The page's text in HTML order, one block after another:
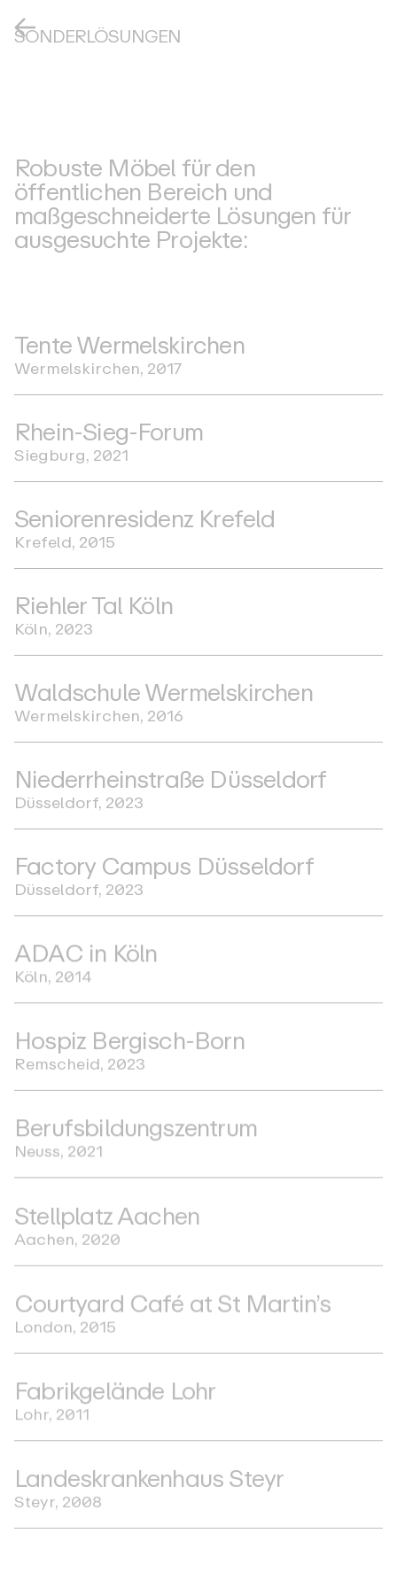
SONDERLÖSUNGEN
Robuste Möbel für den
öffentlichen Bereich und
maßgeschneiderte Lösungen für
ausgesuchte Projekte:
TenteWermelskirchen
Wermelskirchen,2017
Rhein-Sieg-Forum
Siegburg,2021
Seniorenresidenz Krefeld
Krefeld,2015
RiehlerTal Köln
Köln,2023
WaldschuleWermelskirchen
Wermelskirchen,2016
Niederrheinstraße Düsseldorf
Düsseldorf,2023
FactoryCampus Düsseldorf
Düsseldorf,2023
ADAC in Köln
Köln,2014
Hospiz Bergisch-Born
Remscheid,2023
Berufsbildungszentrum
Neuss,2021
StellplatzAachen
Aachen,2020
Courtyard CaféatSt Martin’s
London,2015
Fabrikgelände Lohr
Lohr,2011
LandeskrankenhausSteyr
Steyr,2008